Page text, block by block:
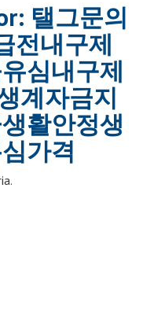
탤그문의
전내구제
심내구제
계자금지
활안정생
가격